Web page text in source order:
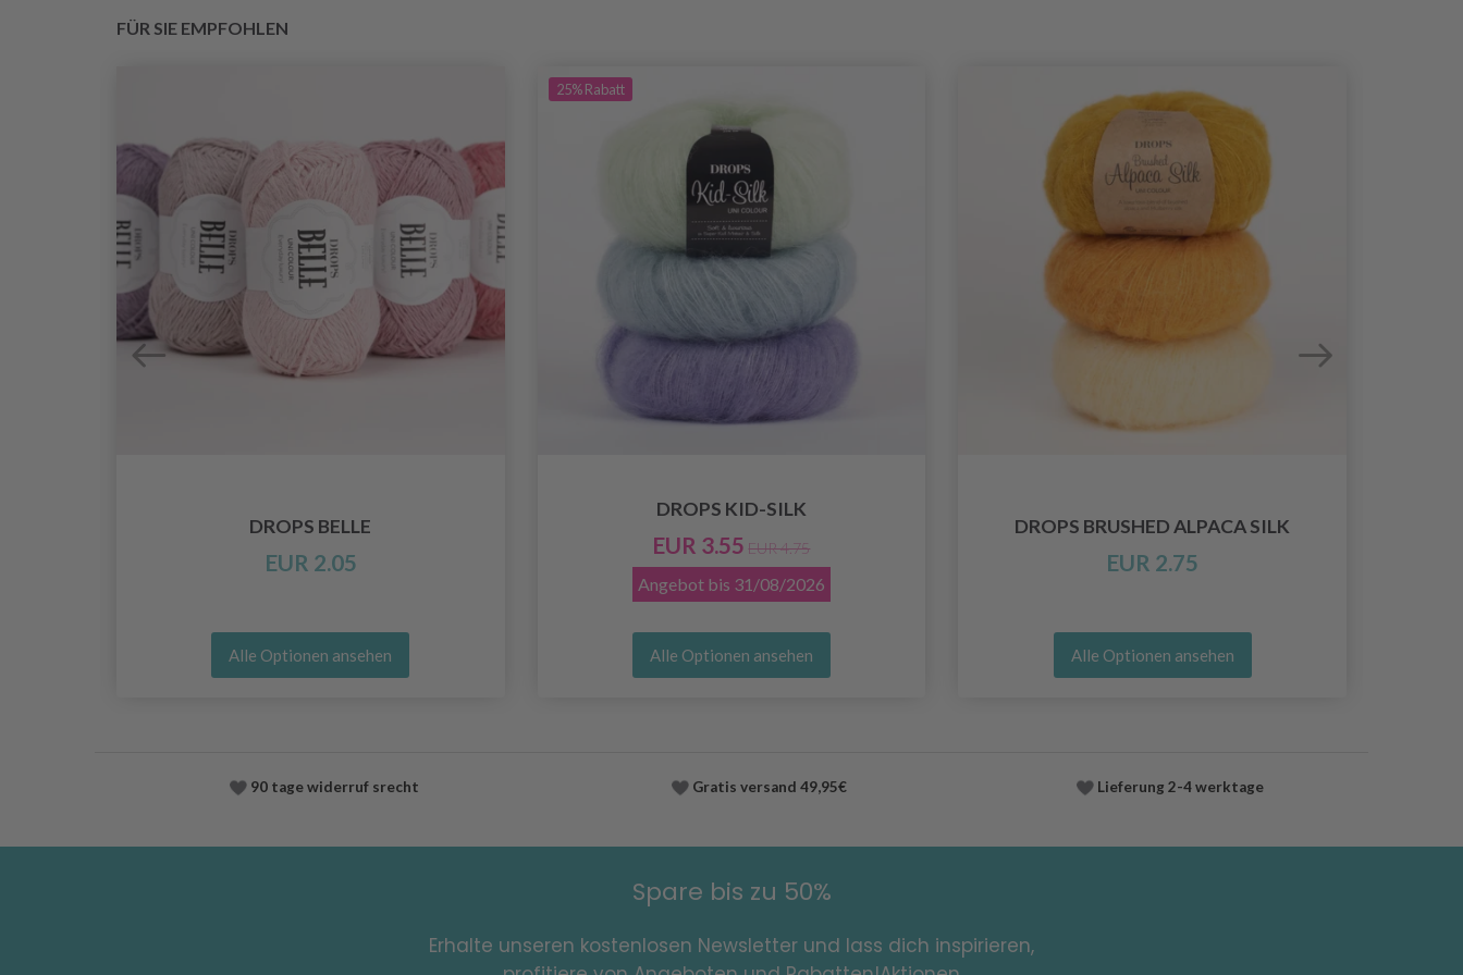
FÜR SIE EMPFOHLEN
DROPS BELLE
EUR 2.05
Alle Optionen ansehen
25%Rabatt
DROPS KID-SILK
EUR 3.55 EUR 4.75
Angebot bis 31/08/2026
Alle Optionen ansehen
DROPS BRUSHED ALPACA SILK
EUR 2.75
Alle Optionen ansehen
90 tage widerruf srecht Gratis versand 49,95€ Lieferung 2-4 werktage
Spare bis zu 50%
Erhalte unseren kostenlosen Newsletter und lass dich inspirieren,